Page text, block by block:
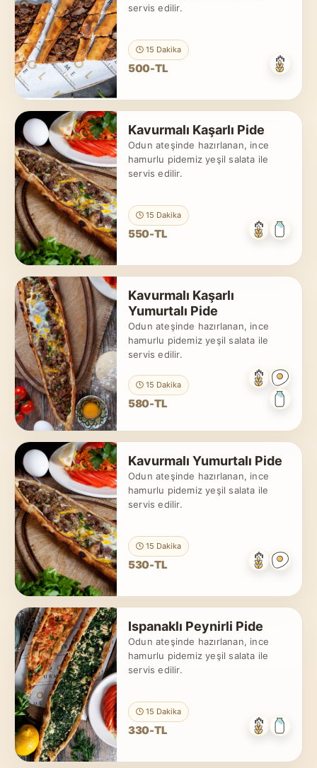
servis edilir.
15 Dakika
500-TL
Kavurmalı Kaşarlı Pide
Odun ateşinde hazırlanan, ince
hamurlu pidemiz yeşil salata ile
servis edilir.
15 Dakika
550-TL
Kavurmalı Kaşarlı
Yumurtalı Pide
Odun ateşinde hazırlanan, ince
hamurlu pidemiz yeşil salata ile
servis edilir.
15 Dakika
580-TL
Kavurmalı Yumurtalı Pide
Odun ateşinde hazırlanan, ince
hamurlu pidemiz yeşil salata ile
servis edilir.
15 Dakika
530-TL
Ispanaklı Peynirli Pide
Odun ateşinde hazırlanan, ince
hamurlu pidemiz yeşil salata ile
servis edilir.
15 Dakika
330-TL